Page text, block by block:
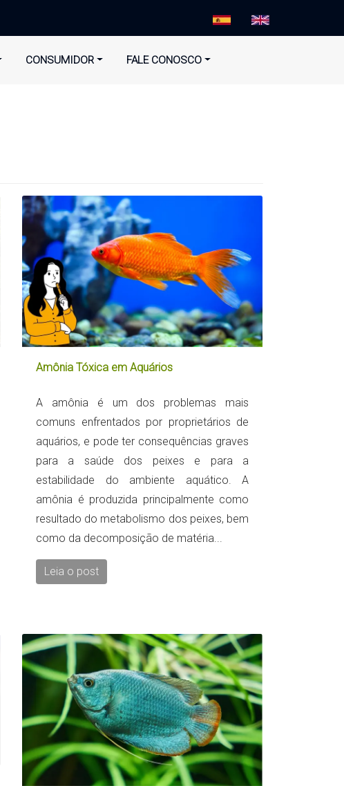
CONSUMIDOR FALE CONOSCO
Amônia Tóxica em Aquários
A amônia é um dos problemas mais
comuns enfrentados por proprietários de
aquários, e pode ter consequências graves
para a saúde dos peixes e para a
estabilidade do ambiente aquático. A
amônia é produzida principalmente como
resultado do metabolismo dos peixes, bem
como da decomposição de matéria...
Leia o post